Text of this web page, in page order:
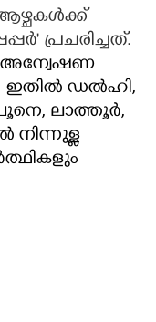
ആഴ്ചകൾക്ക്
പ്രചരിച്ചത്.
അന്വേഷണ
ഇതിൽ ഡൽഹി,
, ലാത്തൂർ,
നിന്നുള്ള